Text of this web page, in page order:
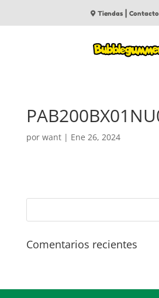
Tiendas |
por want| Ene 26, 2024
Comentarios recientes